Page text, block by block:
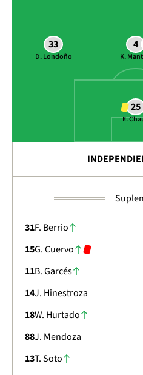
25
E.
4
K.
33
D. Londoño
31F. Berrio
15G. Cuervo
11B. Garcés
14J. Hinestroza
18W. Hurtado
88J. Mendoza
13T. Soto